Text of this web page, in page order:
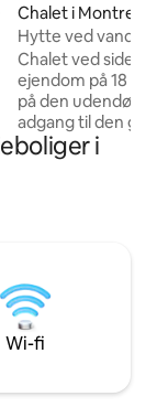
i gennemsnitlig
Chalet i
Hytte ved vandet
Chalet ved siden
ejendom på 18
på den udendørs
adgang til den
(afsnittet
kategori flod) til
(Fondation
i
Wi-fi